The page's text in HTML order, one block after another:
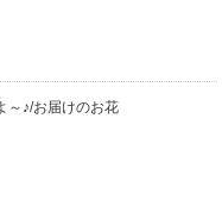
♪/お届けのお花